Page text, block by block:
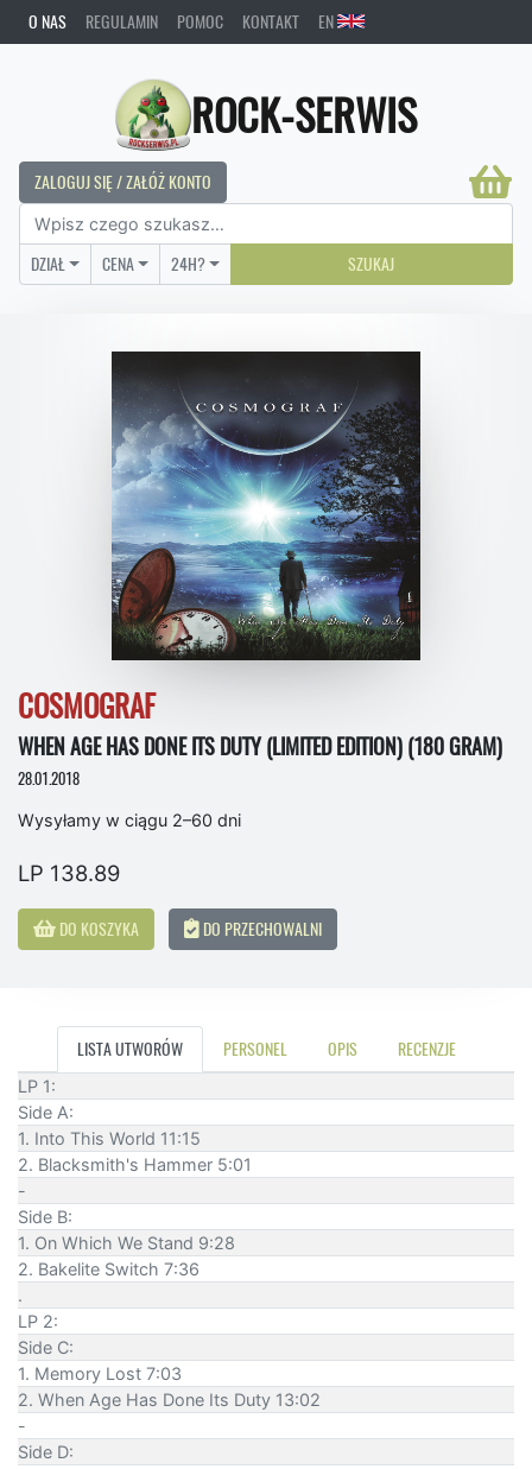
O NAS REGULAMIN POMOC KONTAKT EN
ROCK-SERWIS
ZALOGUJ SIĘ / ZAŁÓŻ KONTO
DZIAŁ CENA 24H? SZUKAJ
COSMOGRAF
WHEN AGE HAS DONE ITS DUTY (LIMITED EDITION) (180 GRAM)
28.01.2018
Wysyłamy w ciągu 2–60 dni
LP 138.89
DO KOSZYKA DO PRZECHOWALNI
LISTA UTWORÓW PERSONEL OPIS RECENZJE
LP 1:
Side A:
1. Into This World 11:15
2. Blacksmith's Hammer 5:01
-
Side B:
1. On Which We Stand 9:28
2. Bakelite Switch 7:36
.
LP 2:
Side C:
1. Memory Lost 7:03
2. When Age Has Done Its Duty 13:02
-
Side D: